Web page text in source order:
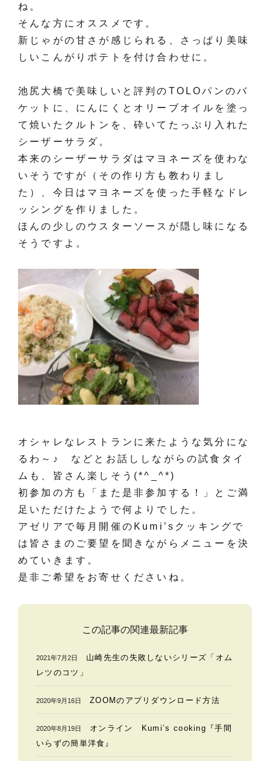
ね。
そんな方にオススメです。
新じゃがの甘さが感じられる、さっぱり美味
しいこんがりポテトを付け合わせに。
池尻大橋で美味しいと評判のTOLOパンのバ
ケットに、にんにくとオリーブオイルを塗っ
て焼いたクルトンを、砕いてたっぷり入れた
シーザーサラダ。
本来のシーザーサラダはマヨネーズを使わな
いそうですが（その作り方も教わりまし
た）、今日はマヨネーズを使った手軽なドレ
ッシングを作りました。
ほんの少しのウスターソースが隠し味になる
そうですよ。
オシャレなレストランに来たような気分にな
るわ～♪ などとお話ししながらの試食タイ
ムも、皆さん楽しそう(*^_^*)
初参加の方も「また是非参加する！」とご満
足いただけたようで何よりでした。
アゼリアで毎月開催のKumi’sクッキングで
は皆さまのご要望を聞きながらメニューを決
めていきます。
是非ご希望をお寄せくださいね。
この記事の関連最新記事
2021年7月2日
山崎先生の失敗しないシリーズ「オム
レツのコツ」
2020年9月16日 ZOOMのアプリダウンロード方法
2020年8月19日
オンライン Kumi’s cooking『手間
いらずの簡単洋食』